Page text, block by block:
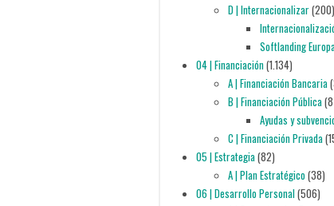
D | Internacionalizar(200)
Softlanding
04 | Financiación(1.134)
A | Financiación Bancaria
B | Financiación Pública
Ayudas y
C | Financiación Privada
05 | Estrategia(82)
A | Plan Estratégico(38)
06 | Desarrollo Personal(506)